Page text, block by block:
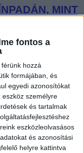
fontos a
hozzá
formájában, és
egyedi azonosítókat
személyre
és tartalmak
eszközleolvasásos
és azonosítási
helyre kattintva
MINT
első kézből!